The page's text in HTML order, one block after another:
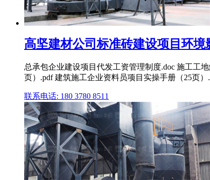
高坚建材公司标准砖建设项目环境
总承包企业建设项目代发工资管理制度.doc 施工工
页）.pdf 建筑施工企业资料员项目实操手册（25页）
联系电话: 180 3780 8511